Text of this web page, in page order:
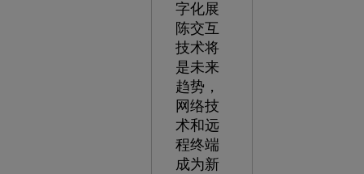
字化展
陈交互
技术将
是未来
趋势，
网络技
术和远
程终端
成为新